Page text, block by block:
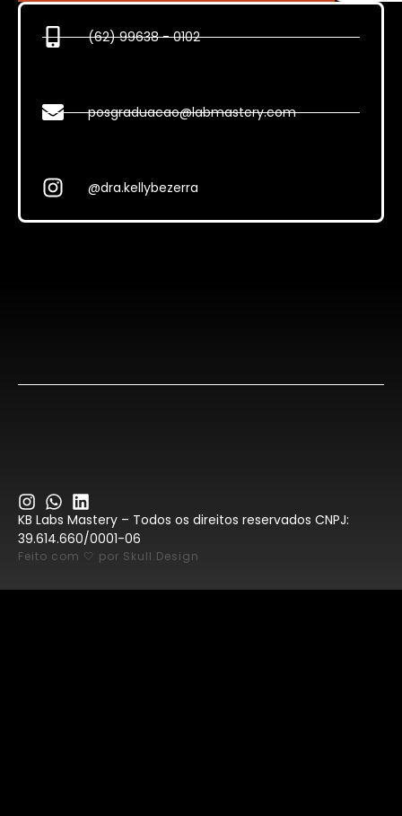
(62) 99638 - 0102
posgraduacao@labmastery.com
@dra.kellybezerra
KB Labs Mastery – Todos os direitos reservados CNPJ:
39.614.660/0001-06
Feito com 🤍 por Skull.Design